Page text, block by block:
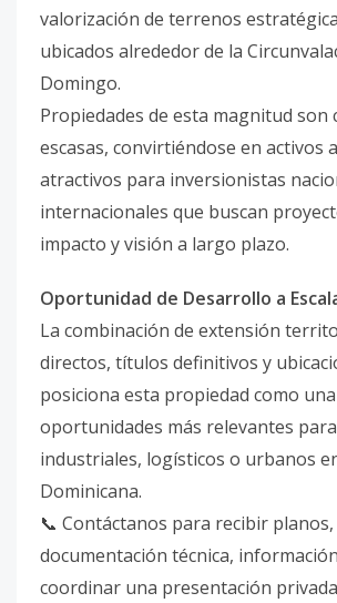
valorización de terrenos
ubicados alrededor de la
Domingo.
Propiedades de esta magnitud son
escasas, convirtiéndose en activos
atractivos para inversionistas
internacionales que buscan
impacto y visión a largo plazo.
Oportunidad de Desarrollo a
La combinación de extensión
directos, títulos definitivos y
posiciona esta propiedad como
oportunidades más relevantes
industriales, logísticos o urbanos
Dominicana.
📞 Contáctanos para recibir planos,
documentación técnica,
coordinar una presentación